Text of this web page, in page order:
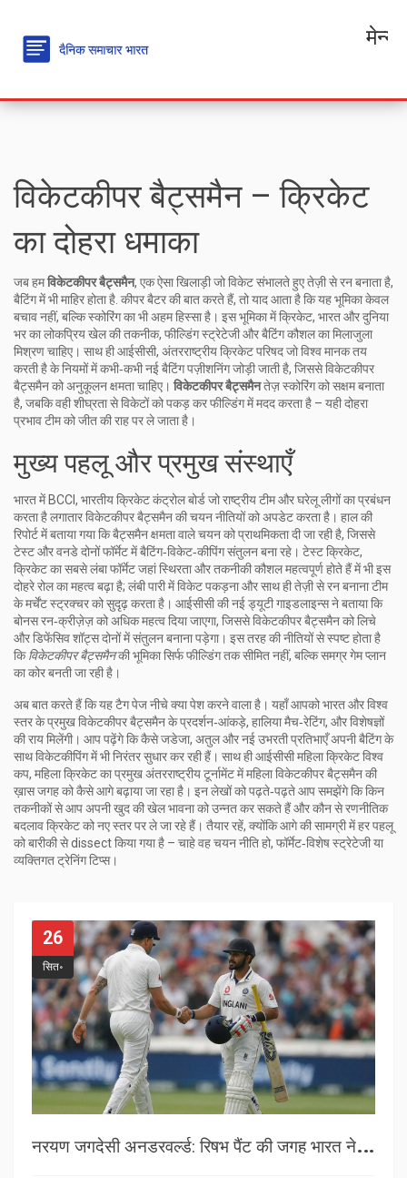
मेन्यू
विकेटकीपर बैट्समैन – क्रिकेट
का दोहरा धमाका
जब हमविकेटकीपर बैट्समैन, एक ऐसा खिलाड़ी जो विकेट संभालते हुए तेज़ी से रन बनाता है,
बैटिंग में भी माहिर होता है कीपर बैटरकी बात करते हैं, तो याद आता है कि यह भूमिका केवल
बचाव नहीं, बल्कि स्कोरिंग का भी अहम हिस्सा है। इस भूमिका मेंक्रिकेट, भारत और दुनिया
भर का लोकप्रिय खेलकी तकनीक, फील्डिंग स्ट्रेटेजी और बैटिंग कौशल का मिलाजुला
मिश्रण चाहिए। साथ हीआईसीसी, अंतरराष्ट्रीय क्रिकेट परिषद जो विश्व मानक तय
करती हैके नियमों में कभी‑कभी नई बैटिंग पज़ीशनिंग जोड़ी जाती है, जिससे विकेटकीपर
बैट्समैन को अनुकूलन क्षमता चाहिए। विकेटकीपर बैट्समैनतेज़ स्कोरिंग को सक्षम बनाता
है, जबकि वही शीघ्रता से विकेटों को पकड़ कर फील्डिंग में मदद करता है – यही दोहरा
प्रभाव टीम को जीत की राह पर ले जाता है।
मुख्य पहलू और प्रमुख संस्थाएँ
भारत में BCCI, भारतीय क्रिकेट कंट्रोल बोर्ड जो राष्ट्रीय टीम और घरेलू लीगों का प्रबंधन
करता हैलगातार विकेटकीपर बैट्समैन की चयन नीतियों को अपडेट करता है। हाल की
रिपोर्ट में बताया गया कि बैट्समैन क्षमता वाले चयन को प्राथमिकता दी जा रही है, जिससे
टेस्ट और वनडे दोनों फॉर्मेट में बैटिंग‑विकेट‑कीपिंग संतुलन बना रहे। टेस्ट क्रिकेट,
क्रिकेट का सबसे लंबा फॉर्मेट जहां स्थिरता और तकनीकी कौशल महत्वपूर्ण होते हैंमें भी इस
दोहरे रोल का महत्व बढ़ा है; लंबी पारी में विकेट पकड़ना और साथ ही तेज़ी से रन बनाना टीम
के मर्चेंट स्ट्रक्चर को सुदृढ़ करता है। आईसीसी की नई ड्यूटी गाइडलाइन्स ने बताया कि
बोनस रन‑क्रीज़ेज़ को अधिक महत्व दिया जाएगा, जिससे विकेटकीपर बैट्समैन को लिचे
और डिफेंसिव शॉट्स दोनों में संतुलन बनाना पड़ेगा। इस तरह की नीतियों से स्पष्ट होता है
किविकेटकीपर बैट्समैनकी भूमिका सिर्फ फील्डिंग तक सीमित नहीं, बल्कि समग्र गेम प्लान
का कोर बनती जा रही है।
अब बात करते हैं कि यह टैग पेज नीचे क्या पेश करने वाला है। यहाँ आपको भारत और विश्व
स्तर के प्रमुख विकेटकीपर बैट्समैन के प्रदर्शन‑आंकड़े, हालिया मैच‑रेटिंग, और विशेषज्ञों
की राय मिलेंगी। आप पढ़ेंगे कि कैसे जडेजा, अतुल और नई उभरती प्रतिभाएँ अपनी बैटिंग के
साथ विकेटकीपिंग में भी निरंतर सुधार कर रही हैं। साथ हीआईसीसी महिला क्रिकेट विश्व
कप, महिला क्रिकेट का प्रमुख अंतरराष्ट्रीय टूर्नामेंटमें महिला विकेटकीपर बैट्समैन की
ख़ास जगह को कैसे आगे बढ़ाया जा रहा है। इन लेखों को पढ़ते‑पढ़ते आप समझेंगे कि किन
तकनीकों से आप अपनी खुद की खेल भावना को उन्नत कर सकते हैं और कौन से रणनीतिक
बदलाव क्रिकेट को नए स्तर पर ले जा रहे हैं। तैयार रहें, क्योंकि आगे की सामग्री में हर पहलू
को बारीकी से dissect किया गया है – चाहे वह चयन नीति हो, फॉर्मेट‑विशेष स्ट्रेटेजी या
व्यक्तिगत ट्रेनिंग टिप्स।
26
सित॰
न
रयण जगदेसी अनडरवर्ल्ड: रिषभ पैंट की जगह भारत ने चुनी नई विकेटकीपर बॅट्समैन